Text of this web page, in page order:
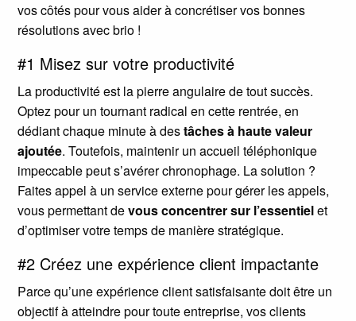
vos côtés pour vous aider à concrétiser vos bonnes
résolutions avec brio !
#1 Misez sur votre productivité
La productivité est la pierre angulaire de tout succès.
Optez pour un tournant radical en cette rentrée, en
dédiant chaque minute à destâches à haute valeur
ajoutée. Toutefois, maintenir un accueil téléphonique
impeccable peut s’avérer chronophage. La solution ?
Faites appel à un service externe pour gérer les appels,
vous permettant devous concentrer sur l’essentielet
d’optimiser votre temps de manière stratégique.
#2 Créez une expérience client impactante
Parce qu’une expérience client satisfaisante doit être un
objectif à atteindre pour toute entreprise, vos clients